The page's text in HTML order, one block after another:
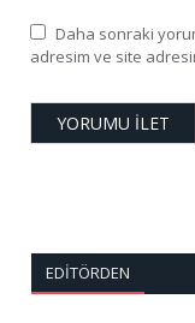
Daha sonraki
adresim ve site
EDITÖRDEN